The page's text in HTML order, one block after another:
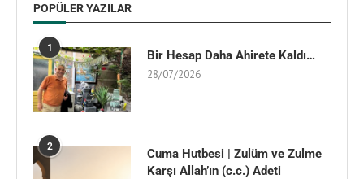
POPÜLER YAZILAR
1 Bir Hesap Daha Ahirete Kaldı…
28/07/2026
2
Cuma Hutbesi | Zulüm ve Zulme
Karşı Allah’ın (c.c.) Adeti